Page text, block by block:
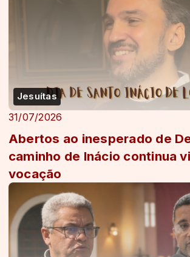
Jesuítas
31/07/2026
Abertos ao inesperado de
caminho de Inácio continua
vocação